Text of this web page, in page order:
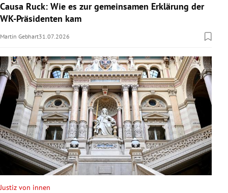
Causa Ruck: Wie es zur gemeinsamen Erklärung der
WK-Präsidenten kam
Martin Gebhart31.07.2026
Justiz von innen